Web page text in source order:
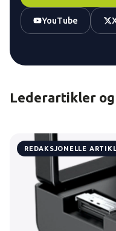
YouTube
Lederartikler
REDAKSJONELLE